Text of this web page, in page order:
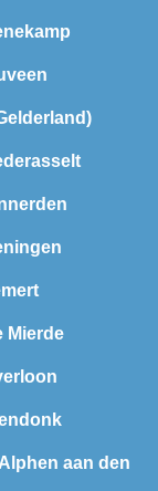
Mierde
aan den